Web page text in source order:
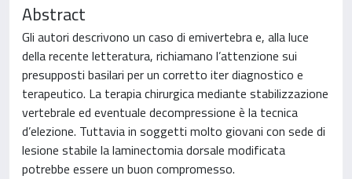
Abstract
Gli autori descrivono un caso di emivertebra e, alla luce
della recente letteratura, richiamano l’attenzione sui
presupposti basilari per un corretto iter diagnostico e
terapeutico. La terapia chirurgica mediante stabilizzazione
vertebrale ed eventuale decompressione è la tecnica
d’elezione. Tuttavia in soggetti molto giovani con sede di
lesione stabile la laminectomia dorsale modificata
potrebbe essere un buon compromesso.